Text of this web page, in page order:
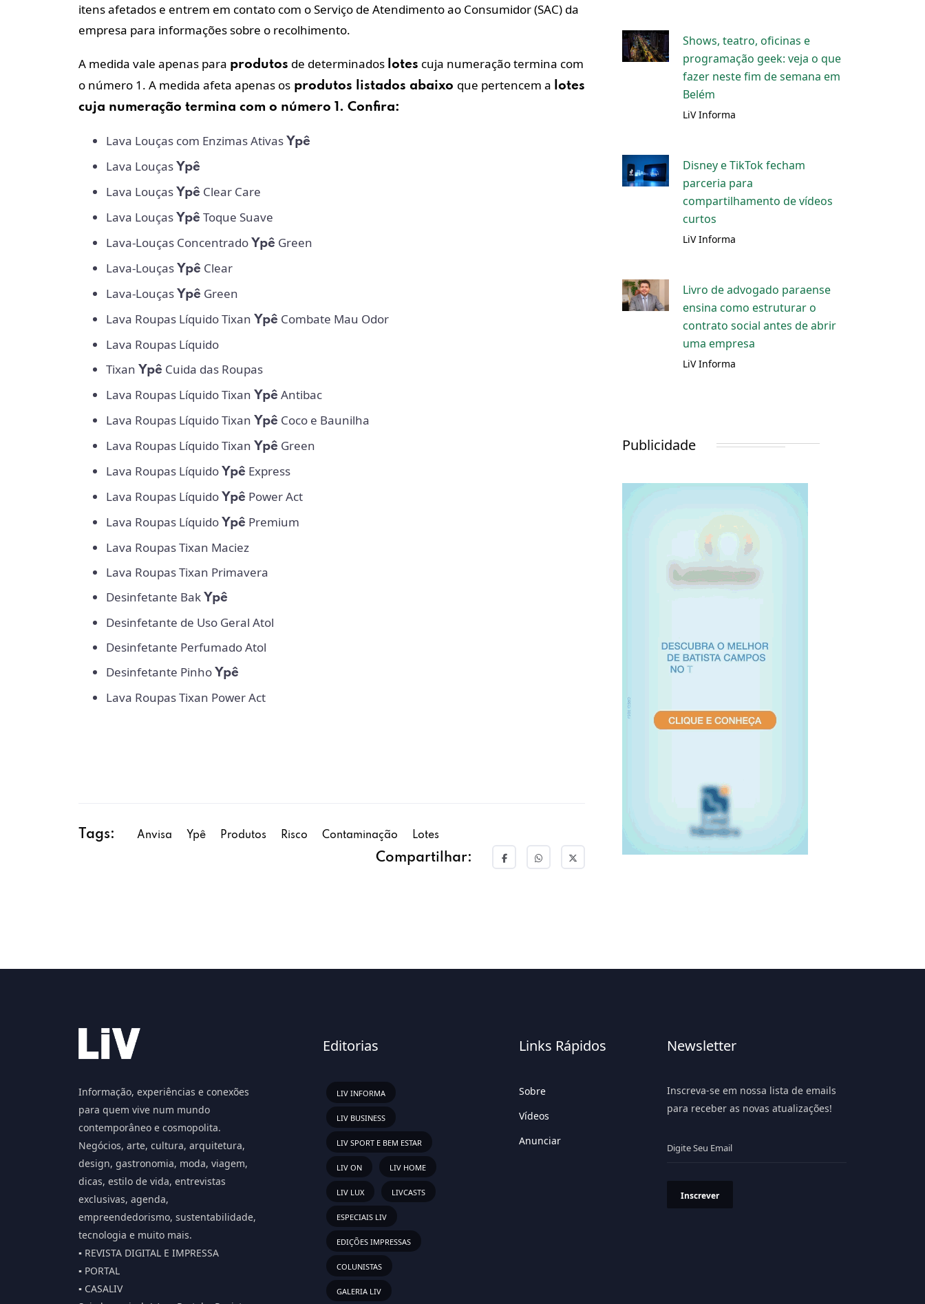
itens afetados e entrem em contato com o Serviço de Atendimento ao Consumidor (SAC) da
empresa para informações sobre o recolhimento.
A medida vale apenas para produtos de determinados lotes cuja numeração termina com
o número 1. A medida afeta apenas os produtos listados abaixo que pertencem a lotes
cuja numeração termina com o número 1. Confira:
Lava Louças com Enzimas Ativas Ypê
Lava Louças Ypê
Lava Louças Ypê Clear Care
Lava Louças Ypê Toque Suave
Lava-Louças Concentrado Ypê Green
Lava-Louças Ypê Clear
Lava-Louças Ypê Green
Lava Roupas Líquido Tixan Ypê Combate Mau Odor
Lava Roupas Líquido
Tixan Ypê Cuida das Roupas
Lava Roupas Líquido Tixan Ypê Antibac
Lava Roupas Líquido Tixan Ypê Coco e Baunilha
Lava Roupas Líquido Tixan Ypê Green
Lava Roupas Líquido Ypê Express
Lava Roupas Líquido Ypê Power Act
Lava Roupas Líquido Ypê Premium
Lava Roupas Tixan Maciez
Lava Roupas Tixan Primavera
Desinfetante Bak Ypê
Desinfetante de Uso Geral Atol
Desinfetante Perfumado Atol
Desinfetante Pinho Ypê
Lava Roupas Tixan Power Act
Tags: Anvisa Ypê Produtos Risco Contaminação Lotes
Compartilhar:
Shows, teatro, oficinas e
programação geek: veja o que
fazer neste fim de semana em
Belém
LiV Informa
Disney e TikTok fecham
parceria para
compartilhamento de vídeos
curtos
LiV Informa
Livro de advogado paraense
ensina como estruturar o
contrato social antes de abrir
uma empresa
LiV Informa
Publicidade
Informação, experiências e conexões
para quem vive num mundo
contemporâneo e cosmopolita.
Negócios, arte, cultura, arquitetura,
design, gastronomia, moda, viagem,
dicas, estilo de vida, entrevistas
exclusivas, agenda,
empreendedorismo, sustentabilidade,
tecnologia e muito mais.
▪️ REVISTA DIGITAL E IMPRESSA
▪️ PORTAL
▪️ CASALIV
Editorias
LIV INFORMA
LIV BUSINESS
LIV SPORT E BEM ESTAR
LIV ON LIV HOME
LIV LUX LIVCASTS
ESPECIAIS LIV
EDIÇÕES IMPRESSAS
COLUNISTAS
GALERIA LIV
Links Rápidos
Sobre
Vídeos
Anunciar
Newsletter
Inscreva-se em nossa lista de emails
para receber as novas atualizações!
Inscrever